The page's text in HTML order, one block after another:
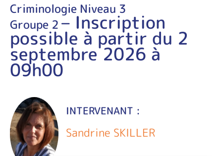
Criminologie Niveau 3
Groupe 2 – Inscription
possible à partir du 2
septembre 2026 à
09h00
INTERVENANT :
Sandrine SKILLER